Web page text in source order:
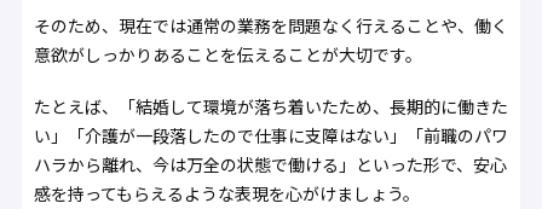
そのため、現在では通常の業務を問題なく行えることや、働く
意欲がしっかりあることを伝えることが大切です。
たとえば、「結婚して環境が落ち着いたため、長期的に働きた
い」「介護が一段落したので仕事に支障はない」「前職のパワ
ハラから離れ、今は万全の状態で働ける」といった形で、安心
感を持ってもらえるような表現を心がけましょう。